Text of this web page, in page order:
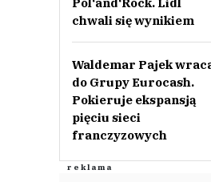
chwali się wynikiem
Waldemar Pajek
do Grupy Eurocash.
Pokieruje ekspansją
pięciu sieci
franczyzowych